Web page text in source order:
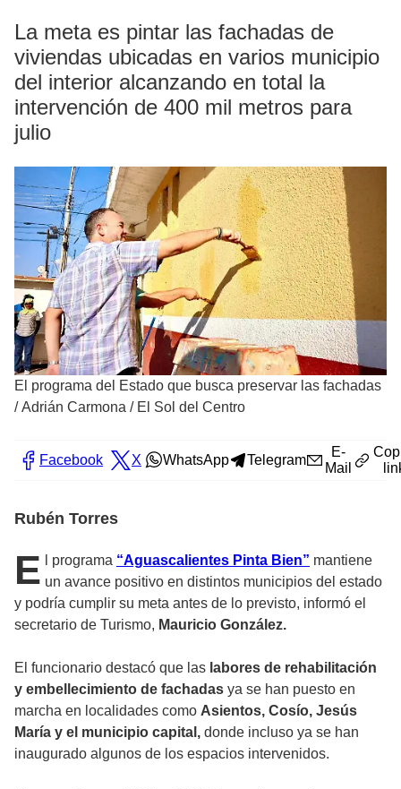
La meta es pintar las fachadas de
viviendas ubicadas en varios municipio
del interior alcanzando en total la
intervención de 400 mil metros para
julio
El programa del Estado que busca preservar las fachadas
/Adrián Carmona / El Sol del Centro
Facebook X WhatsApp Telegram
E-
Mail
Rubén Torres
E l programa “Aguascalientes Pinta Bien” mantiene
un avance positivo en distintos municipios del estado
y podría cumplir su meta antes de lo previsto, informó el
secretario de Turismo, Mauricio González.
El funcionario destacó que las labores de rehabilitación
y embellecimiento de fachadas ya se han puesto en
marcha en localidades como Asientos, Cosío, Jesús
María y el municipio capital, donde incluso ya se han
inaugurado algunos de los espacios intervenidos.